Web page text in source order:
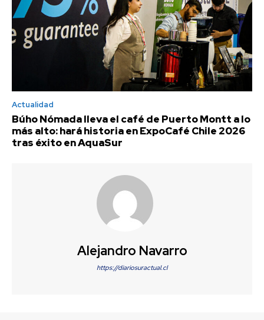
Actualidad
Búho Nómada lleva el café de Puerto Montt a lo
más alto: hará historia en ExpoCafé Chile 2026
tras éxito en AquaSur
Alejandro Navarro
https://diariosuractual.cl